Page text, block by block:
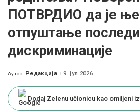
ПОТВРДИО да је
отпуштање
дискриминације
Posted
Аутор: Редакција 9. јул 2026.
Dodaj Zelenu učionicu kao omiljeni